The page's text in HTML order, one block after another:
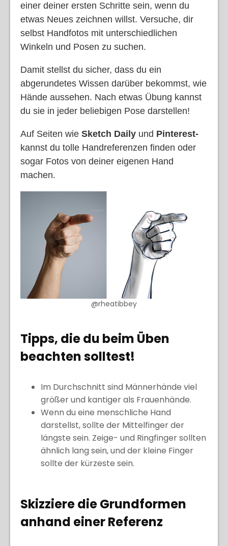
einer deiner ersten Schritte sein, wenn du
etwas Neues zeichnen willst. Versuche, dir
selbst Handfotos mit unterschiedlichen
Winkeln und Posen zu suchen.
Damit stellst du sicher, dass du ein
abgerundetes Wissen darüber bekommst, wie
Hände aussehen. Nach etwas Übung kannst
du sie in jeder beliebigen Pose darstellen!
Auf Seiten wie Sketch Daily und Pinterest-
kannst du tolle Handreferenzen finden oder
sogar Fotos von deiner eigenen Hand
machen.
@rheatibbey
Tipps, die du beim Üben
beachten solltest!
Im Durchschnitt sind Männerhände viel
größer und kantiger als Frauenhände.
Wenn du eine menschliche Hand
darstellst, sollte der Mittelfinger der
längste sein. Zeige- und Ringfinger sollten
ähnlich lang sein, und der kleine Finger
sollte der kürzeste sein.
Skizziere die Grundformen
anhand einer Referenz